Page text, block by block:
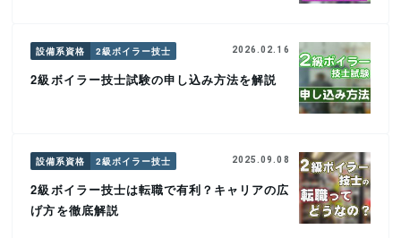
設備系資格 2級ボイラー技士 2026.02.16
2級ボイラー技士試験の申し込み方法を解説
設備系資格 2級ボイラー技士 2025.09.08
2級ボイラー技士は転職で有利？キャリアの広
げ方を徹底解説